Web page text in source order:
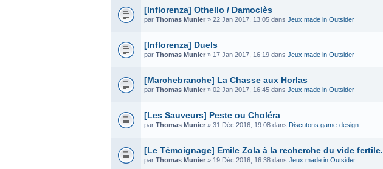
[Inflorenza] Othello / Damoclès
par Thomas Munier » 22 Jan 2017, 13:05 dans Jeux made in Outsider
[Inflorenza] Duels
par Thomas Munier » 17 Jan 2017, 16:19 dans Jeux made in Outsider
[Marchebranche] La Chasse aux Horlas
par Thomas Munier » 02 Jan 2017, 16:45 dans Jeux made in Outsider
[Les Sauveurs] Peste ou Choléra
par Thomas Munier » 31 Déc 2016, 19:08 dans Discutons game-design
[Le Témoignage] Emile Zola à la recherche du vide fertile.
par Thomas Munier » 19 Déc 2016, 16:38 dans Jeux made in Outsider